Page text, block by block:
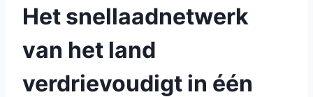
Het snellaadnetwerk
van het land
verdrievoudigt in één